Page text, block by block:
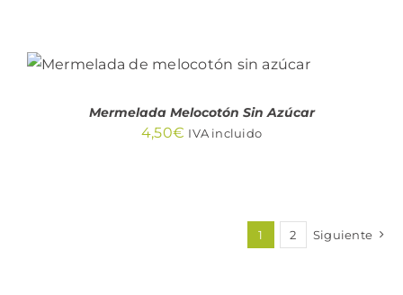
AÑADIR AL CARRITO
/
Mermelada Melocotón Sin Azúcar
4,50€ IVA incluido
1 2 Siguiente